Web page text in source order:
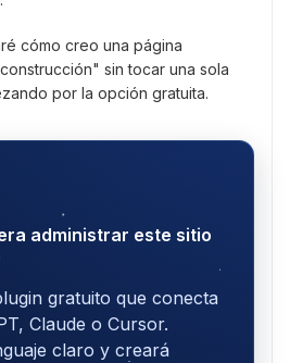
cómo creo una página
sin tocar una sola
por la opción gratuita.
administrar este sitio
gratuito que conecta
Claude o Cursor.
claro y creará